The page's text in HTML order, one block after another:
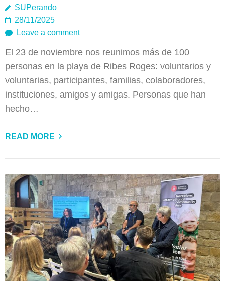
SUPerando
28/11/2025
Leave a comment
El 23 de noviembre nos reunimos más de 100
personas en la playa de Ribes Roges: voluntarios y
voluntarias, participantes, familias, colaboradores,
instituciones, amigos y amigas. Personas que han
hecho…
READ MORE